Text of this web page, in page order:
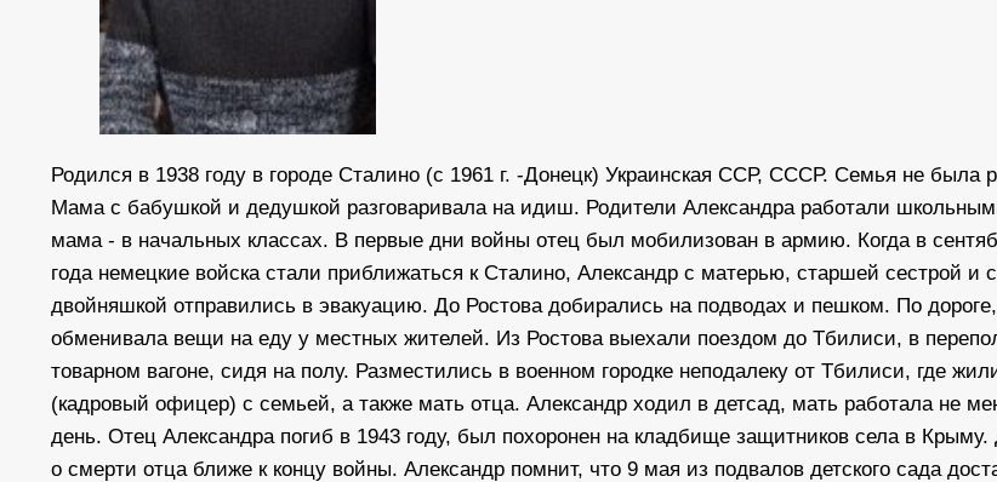
Родился в 1938 году в городе Сталино (с 1961 г. -Донецк) Украинская ССР, СССР. Семья не была
Мама с бабушкой и дедушкой разговаривала на идиш. Родители Александра работали
мама - в начальных классах. В первые дни войны отец был мобилизован в армию. Когда в
года немецкие войска стали приближаться к Сталино, Александр с матерью, старшей сестрой и
двойняшкой отправились в эвакуацию. До Ростова добирались на подводах и пешком. По
обменивала вещи на еду у местных жителей. Из Ростова выехали поездом до Тбилиси, в
товарном вагоне, сидя на полу. Разместились в военном городке неподалеку от Тбилиси, где
(кадровый офицер) с семьей, а также мать отца. Александр ходил в детсад, мать работала не
день. Отец Александра погиб в 1943 году, был похоронен на кладбище защитников села в
о смерти отца ближе к концу войны. Александр помнит, что 9 мая из подвалов детского сада